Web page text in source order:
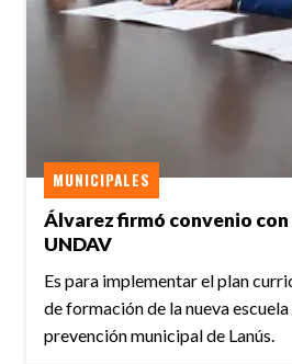
Álvarez firmó convenio
UNDAV
MUNICIPALES
Es para implementar el plan
de formación de la nueva
prevención municipal de Lanús.